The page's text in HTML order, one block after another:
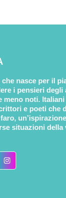
nasce per il
i pensieri degli
meno noti.
e poeti che
situazioni della